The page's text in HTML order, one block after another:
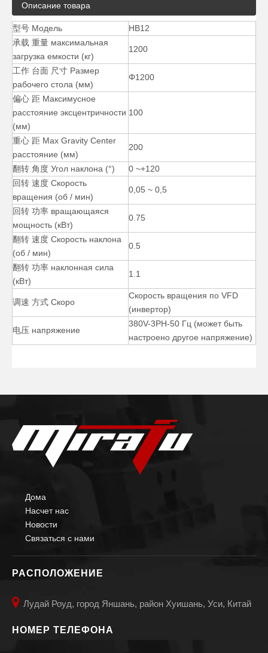
Горизонтальный прецизионный сварочный манипулятор 40000 фунтов
3-осевой настольный дешевый сварочный позиционер
Описание товара
型号 Модель
HB12
承载 重量 максимальная
загрузка емкости (кг)
1200
工作 台面 尺寸 Размер
рабочего стола (мм)
Φ1200
偏心 距 Максимусное
расстояние эксцентричности
(мм)
100
重心 距 Max Gravity Center
расстояние (мм)
200
翻转 角度 Угол наклона (°)
0 ~+120
回转 速度 Скорость
вращения (об / мин)
0,05 ~ 0,5
回转 功率 вращающаяся
мощность (кВт)
0.75
翻转 速度 Скорость наклона
(об / мин)
0.5
翻转 功率 наклонная сила
(кВт)
1.1
调速 方式 Скоро
Скорость вращения по VFD
(инвертор)
电压 напряжение
380V-3PH-50 Гц (может быть
настроено другое напряжение)
Дома
Насчет нас
Новости
Связаться с нами
РАСПОЛОЖЕНИЕ
 Лудай Роуд, город Яншань, район Хуишань, Уси, Китай
НОМЕР ТЕЛЕФОНА